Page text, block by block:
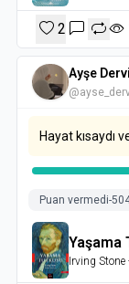
2
Ayşe
Hayat kısaydı
Puan vermedi-
Yaşama
Irving Stone